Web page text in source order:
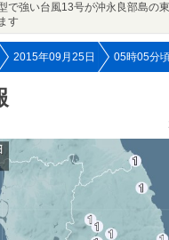
で強い台風13号が沖永良部島の
す
2015年09月25日 05時05分